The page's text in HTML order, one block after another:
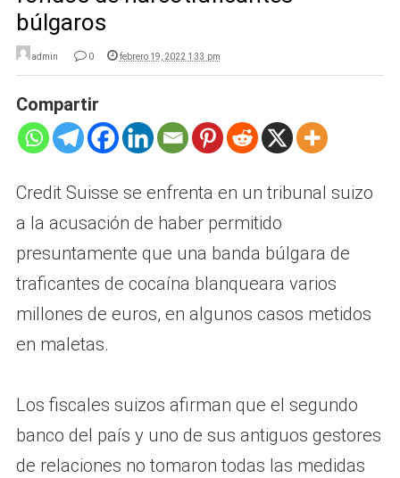
búlgaros
admin 0 febrero 19, 2022 1:33 pm
Compartir
Credit Suisse se enfrenta en un tribunal suizo
a la acusación de haber permitido
presuntamente que una banda búlgara de
traficantes de cocaína blanqueara varios
millones de euros, en algunos casos metidos
en maletas.
Los fiscales suizos afirman que el segundo
banco del país y uno de sus antiguos gestores
de relaciones no tomaron todas las medidas